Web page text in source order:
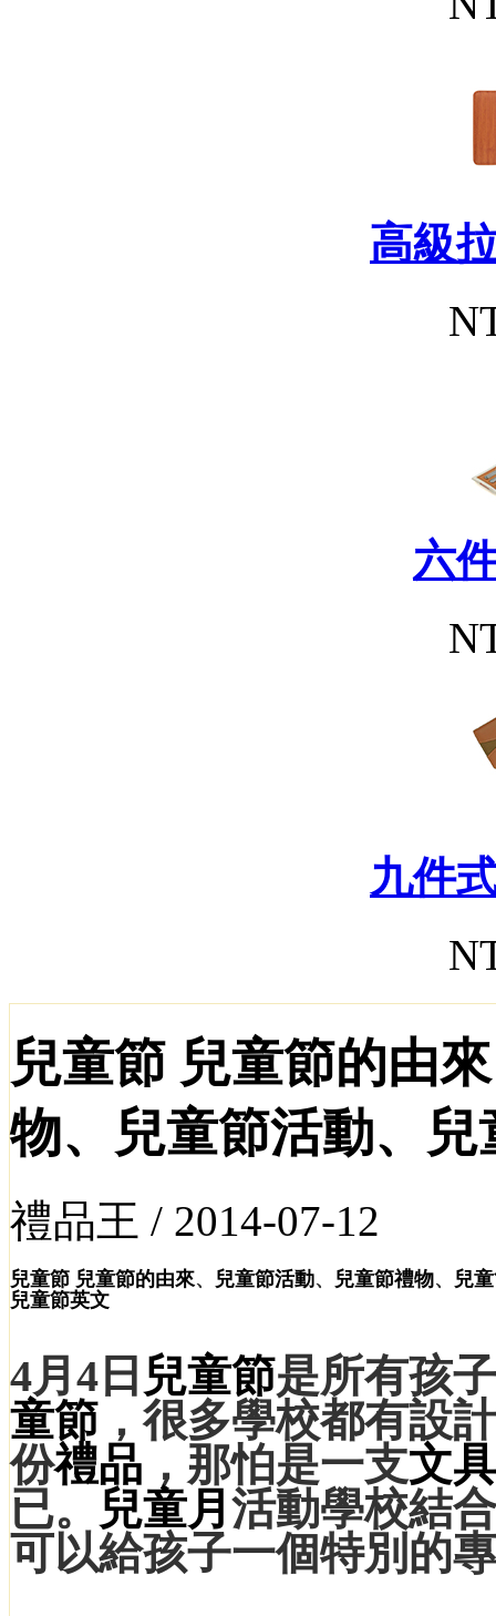
高級
六
九件
兒童節 兒童節的由
物、兒童節活動、
禮品王 / 2014-07-12
兒童節 兒童節的由來、 兒童節活動、 兒童節禮物、 兒
兒童節英文
4月4日 兒童節是所有孩
童節 ，很多學校都有設
份禮品 ，那怕是一支文具
已。
兒童月 活動學校結合
可以給孩子一個特別的